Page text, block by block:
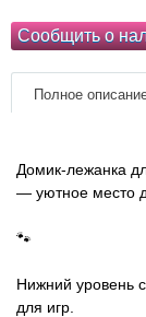
Сообщить о
Полное
Домик-лежанка
— уютное место
🐾
Нижний уровень
для игр.
матеріали
Товари для
Товари для
Товары для